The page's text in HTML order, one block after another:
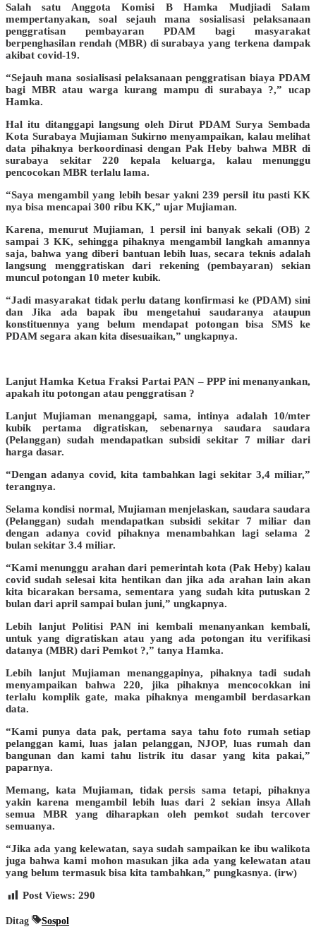
Salah satu Anggota Komisi B Hamka Mudjiadi Salam
mempertanyakan, soal sejauh mana sosialisasi pelaksanaan
penggratisan pembayaran PDAM bagi masyarakat
berpenghasilan rendah (MBR) di surabaya yang terkena dampak
akibat covid-19.
“Sejauh mana sosialisasi pelaksanaan penggratisan biaya PDAM
bagi MBR atau warga kurang mampu di surabaya ?,” ucap
Hamka.
Hal itu ditanggapi langsung oleh Dirut PDAM Surya Sembada
Kota Surabaya Mujiaman Sukirno menyampaikan, kalau melihat
data pihaknya berkoordinasi dengan Pak Heby bahwa MBR di
surabaya sekitar 220 kepala keluarga, kalau menunggu
pencocokan MBR terlalu lama.
“Saya mengambil yang lebih besar yakni 239 persil itu pasti KK
nya bisa mencapai 300 ribu KK,” ujar Mujiaman.
Karena, menurut Mujiaman, 1 persil ini banyak sekali (OB) 2
sampai 3 KK, sehingga pihaknya mengambil langkah amannya
saja, bahwa yang diberi bantuan lebih luas, secara teknis adalah
langsung menggratiskan dari rekening (pembayaran) sekian
muncul potongan 10 meter kubik.
“Jadi masyarakat tidak perlu datang konfirmasi ke (PDAM) sini
dan Jika ada bapak ibu mengetahui saudaranya ataupun
konstituennya yang belum mendapat potongan bisa SMS ke
PDAM segara akan kita disesuaikan,” ungkapnya.
Lanjut Hamka Ketua Fraksi Partai PAN – PPP ini menanyankan,
apakah itu potongan atau penggratisan ?
Lanjut Mujiaman menanggapi, sama, intinya adalah 10/mter
kubik pertama digratiskan, sebenarnya saudara saudara
(Pelanggan) sudah mendapatkan subsidi sekitar 7 miliar dari
harga dasar.
“Dengan adanya covid, kita tambahkan lagi sekitar 3,4 miliar,”
terangnya.
Selama kondisi normal, Mujiaman menjelaskan, saudara saudara
(Pelanggan) sudah mendapatkan subsidi sekitar 7 miliar dan
dengan adanya covid pihaknya menambahkan lagi selama 2
bulan sekitar 3.4 miliar.
“Kami menunggu arahan dari pemerintah kota (Pak Heby) kalau
covid sudah selesai kita hentikan dan jika ada arahan lain akan
kita bicarakan bersama, sementara yang sudah kita putuskan 2
bulan dari april sampai bulan juni,” ungkapnya.
Lebih lanjut Politisi PAN ini kembali menanyankan kembali,
untuk yang digratiskan atau yang ada potongan itu verifikasi
datanya (MBR) dari Pemkot ?,” tanya Hamka.
Lebih lanjut Mujiaman menanggapinya, pihaknya tadi sudah
menyampaikan bahwa 220, jika pihaknya mencocokkan ini
terlalu komplik gate, maka pihaknya mengambil berdasarkan
data.
“Kami punya data pak, pertama saya tahu foto rumah setiap
pelanggan kami, luas jalan pelanggan, NJOP, luas rumah dan
bangunan dan kami tahu listrik itu dasar yang kita pakai,”
paparnya.
Memang, kata Mujiaman, tidak persis sama tetapi, pihaknya
yakin karena mengambil lebih luas dari 2 sekian insya Allah
semua MBR yang diharapkan oleh pemkot sudah tercover
semuanya.
“Jika ada yang kelewatan, saya sudah sampaikan ke ibu walikota
juga bahwa kami mohon masukan jika ada yang kelewatan atau
yang belum termasuk bisa kita tambahkan,” pungkasnya. (irw)
Post Views: 290
Ditag
Sospol